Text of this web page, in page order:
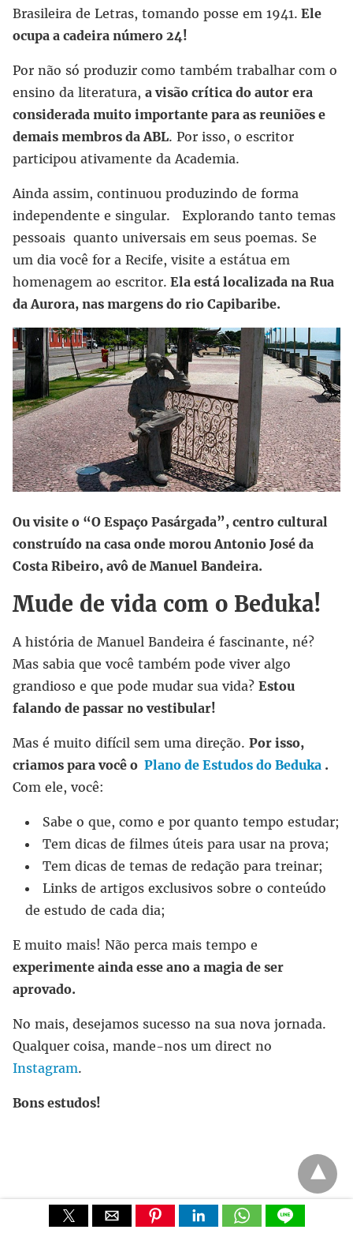
Brasileira de Letras, tomando posse em 1941. Ele
ocupa a cadeira número 24!
Por não só produzir como também trabalhar com o
ensino da literatura, a visão crítica do autor era
considerada muito importante para as reuniões e
demais membros da ABL. Por isso, o escritor
participou ativamente da Academia.
Ainda assim, continuou produzindo de forma
independente e singular. Explorando tanto temas
pessoais quanto universais em seus poemas. Se
um dia você for a Recife, visite a estátua em
homenagem ao escritor. Ela está localizada na Rua
da Aurora, nas margens do rio Capibaribe.
Ou visite o “O Espaço Pasárgada”, centro cultural
construído na casa onde morou Antonio José da
Costa Ribeiro, avô de Manuel Bandeira.
Mude de vida com o Beduka!
A história de Manuel Bandeira é fascinante, né?
Mas sabia que você também pode viver algo
grandioso e que pode mudar sua vida? Estou
falando de passar no vestibular!
Mas é muito difícil sem uma direção. Por isso,
criamos para você o Plano de Estudos do Beduka .
Com ele, você:
Sabe o que, como e por quanto tempo estudar;
Tem dicas de filmes úteis para usar na prova;
Tem dicas de temas de redação para treinar;
Links de artigos exclusivos sobre o conteúdo
de estudo de cada dia;
E muito mais! Não perca mais tempo e
experimente ainda esse ano a magia de ser
aprovado.
No mais, desejamos sucesso na sua nova jornada.
Qualquer coisa, mande-nos um direct no
Instagram.
Bons estudos!